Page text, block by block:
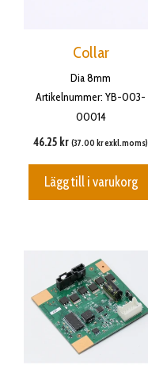
Collar
Dia 8mm
Artikelnummer: YB-003-
00014
46.25 kr (37.00 krexkl.moms)
Lägg till i varukorg